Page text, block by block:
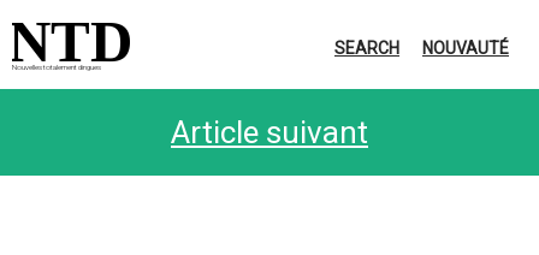
Nouvelles totalement dingues
NTD SEARCH NOUVAUTÉ
Article suivant